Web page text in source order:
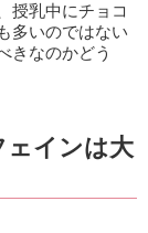
授乳中にチョコ
多いのではない
きなのかどう
ェインは大